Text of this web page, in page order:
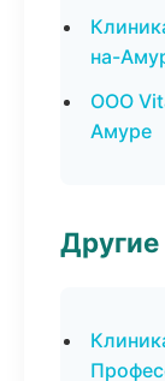
на-
ООО
Амуре